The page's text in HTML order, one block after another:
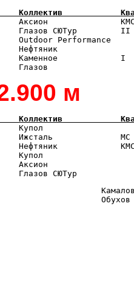
Квал
Аксион
Глазов СЮТур
Outdoor Performance
Нефтяник
Каменное
м
Квал
Купол
Ижсталь
Нефтяник
Купол
Аксион
Камалов
Обухов